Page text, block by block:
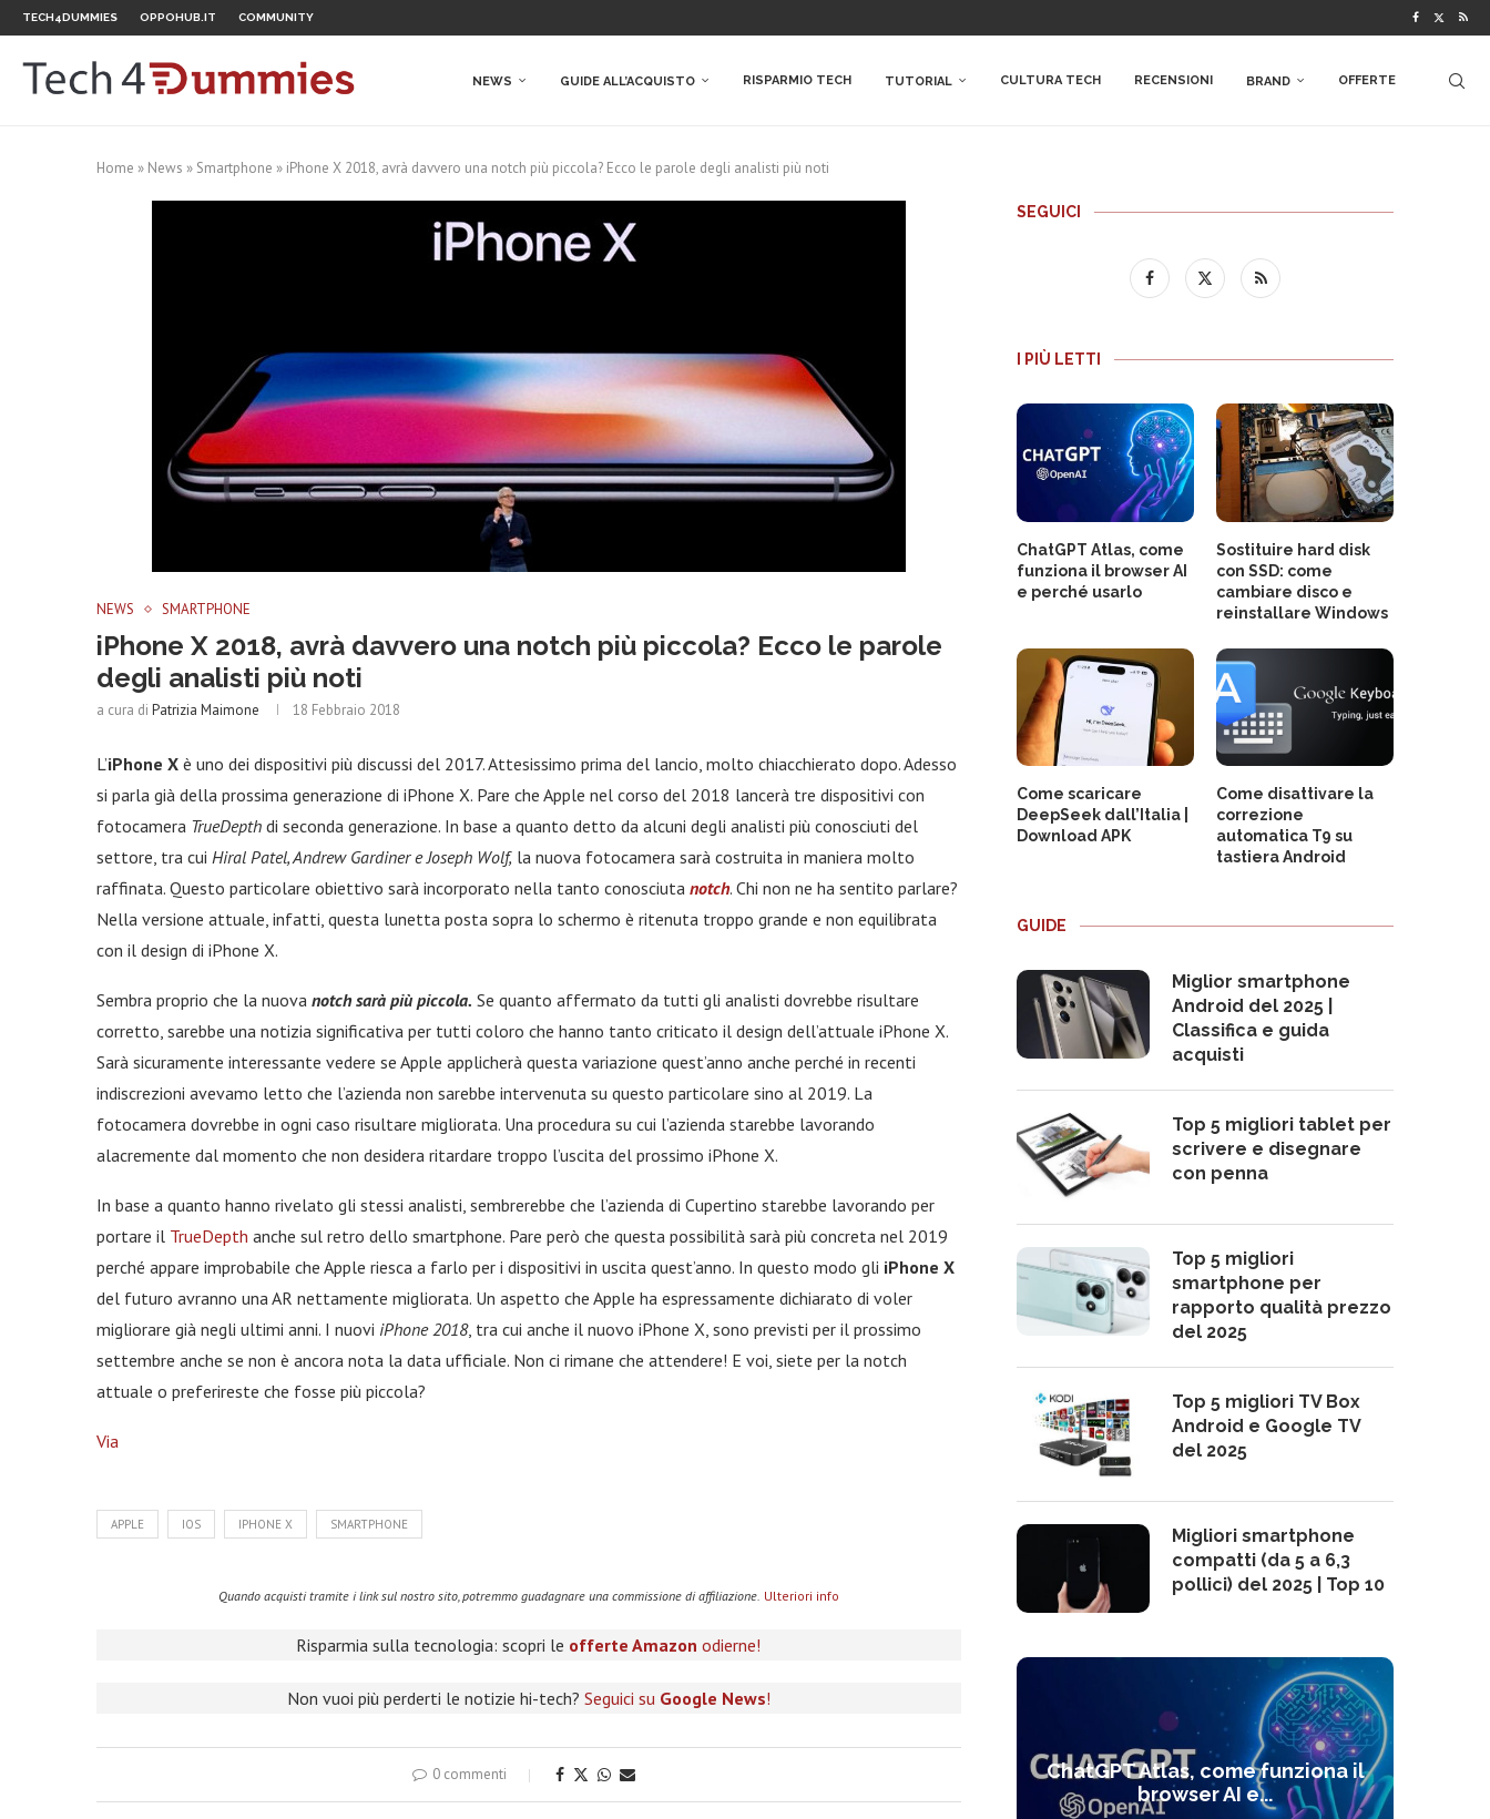
TECH4DUMMIES OPPOHUB.IT COMMUNITY
NEWS GUIDE ALL’ACQUISTO RISPARMIO TECH TUTORIAL CULTURA TECH RECENSIONI BRAND OFFERTE
Home » News » Smartphone » iPhone X 2018, avrà davvero una notch più piccola? Ecco le parole degli analisti più noti
NEWS SMARTPHONE
iPhone X 2018, avrà davvero una notch più piccola? Ecco le parole
degli analisti più noti
a cura di Patrizia Maimone 18 Febbraio 2018
L’iPhone X è uno dei dispositivi più discussi del 2017. Attesissimo prima del lancio, molto chiacchierato dopo. Adesso
si parla già della prossima generazione di iPhone X. Pare che Apple nel corso del 2018 lancerà tre dispositivi con
fotocamera TrueDepth di seconda generazione. In base a quanto detto da alcuni degli analisti più conosciuti del
settore, tra cui Hiral Patel, Andrew Gardiner e Joseph Wolf, la nuova fotocamera sarà costruita in maniera molto
raffinata. Questo particolare obiettivo sarà incorporato nella tanto conosciuta notch. Chi non ne ha sentito parlare?
Nella versione attuale, infatti, questa lunetta posta sopra lo schermo è ritenuta troppo grande e non equilibrata
con il design di iPhone X.
Sembra proprio che la nuova notch sarà più piccola. Se quanto affermato da tutti gli analisti dovrebbe risultare
corretto, sarebbe una notizia significativa per tutti coloro che hanno tanto criticato il design dell’attuale iPhone X.
Sarà sicuramente interessante vedere se Apple applicherà questa variazione quest’anno anche perché in recenti
indiscrezioni avevamo letto che l’azienda non sarebbe intervenuta su questo particolare sino al 2019. La
fotocamera dovrebbe in ogni caso risultare migliorata. Una procedura su cui l’azienda starebbe lavorando
alacremente dal momento che non desidera ritardare troppo l’uscita del prossimo iPhone X.
In base a quanto hanno rivelato gli stessi analisti, sembrerebbe che l’azienda di Cupertino starebbe lavorando per
portare il TrueDepth anche sul retro dello smartphone. Pare però che questa possibilità sarà più concreta nel 2019
perché appare improbabile che Apple riesca a farlo per i dispositivi in uscita quest’anno. In questo modo gli iPhone X
del futuro avranno una AR nettamente migliorata. Un aspetto che Apple ha espressamente dichiarato di voler
migliorare già negli ultimi anni. I nuovi iPhone 2018, tra cui anche il nuovo iPhone X, sono previsti per il prossimo
settembre anche se non è ancora nota la data ufficiale. Non ci rimane che attendere! E voi, siete per la notch
attuale o preferireste che fosse più piccola?
Via
APPLE IOS IPHONE X SMARTPHONE
Quando acquisti tramite i link sul nostro sito, potremmo guadagnare una commissione di affiliazione. Ulteriori info
Risparmia sulla tecnologia: scopri le offerte Amazon odierne!
Non vuoi più perderti le notizie hi-tech? Seguici su Google News!
0 commenti
SEGUICI
I PIÙ LETTI
ChatGPT Atlas, come
funziona il browser AI
e perché usarlo
Sostituire hard disk
con SSD: come
cambiare disco e
reinstallare Windows
Come scaricare
DeepSeek dall’Italia |
Download APK
Come disattivare la
correzione
automatica T9 su
tastiera Android
GUIDE
Miglior smartphone
Android del 2025 |
Classifica e guida
acquisti
Top 5 migliori tablet per
scrivere e disegnare
con penna
Top 5 migliori
smartphone per
rapporto qualità prezzo
del 2025
Top 5 migliori TV Box
Android e Google TV
del 2025
Migliori smartphone
compatti (da 5 a 6,3
pollici) del 2025 | Top 10
ChatGPT Atlas, come funziona il
browser AI e...